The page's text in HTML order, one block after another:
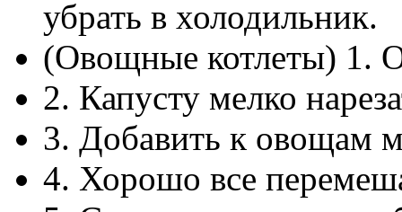
убрать в холодильник.
(Овощные котлеты) 1.
2. Капусту мелко
3. Добавить к овощам
4. Хорошо все